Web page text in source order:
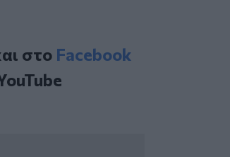
στο Facebook